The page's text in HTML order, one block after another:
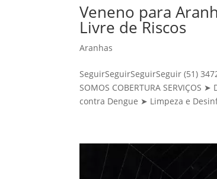
Veneno para
Livre de Riscos
Aranhas
SeguirSeguirSeguirSeguir (51)
SOMOS COBERTURA
contra Dengue ➤ Limpeza e